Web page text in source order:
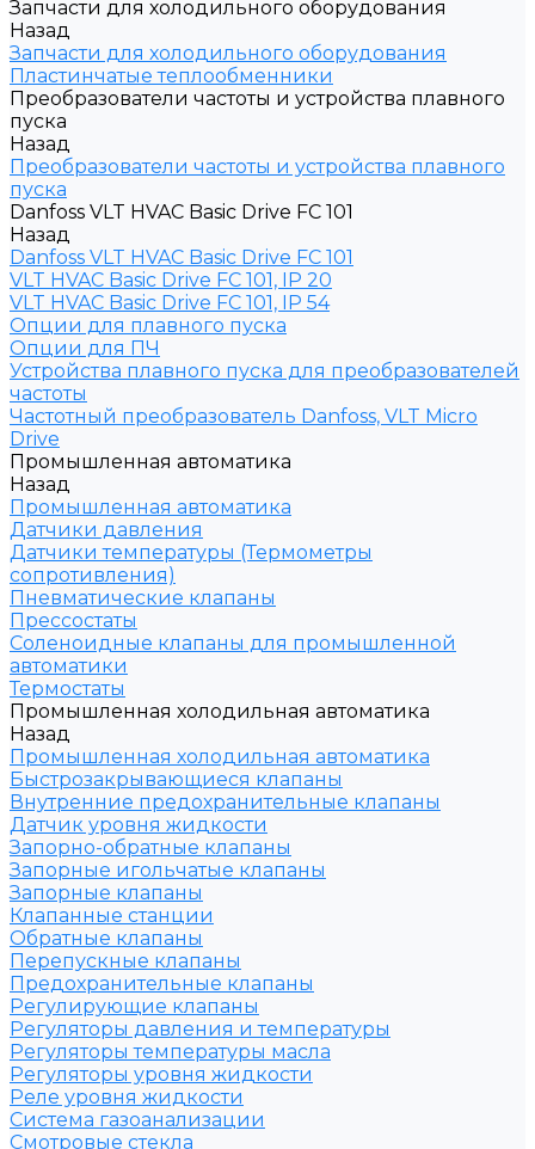
Запчасти для холодильного оборудования
Назад
Запчасти для холодильного оборудования
Пластинчатые теплообменники
Преобразователи частоты и устройства плавного
пуска
Назад
Преобразователи частоты и устройства плавного
пуска
Danfoss VLT HVAC Basic Drive FC 101
Назад
Danfoss VLT HVAC Basic Drive FC 101
VLT HVAC Basic Drive FC 101, IP 20
VLT HVAC Basic Drive FC 101, IP 54
Опции для плавного пуска
Опции для ПЧ
Устройства плавного пуска для преобразователей
частоты
Частотный преобразователь Danfoss, VLT Micro
Drive
Промышленная автоматика
Назад
Промышленная автоматика
Датчики давления
Датчики температуры (Термометры
сопротивления)
Пневматические клапаны
Прессостаты
Соленоидные клапаны для промышленной
автоматики
Термостаты
Промышленная холодильная автоматика
Назад
Промышленная холодильная автоматика
Быстрозакрывающиеся клапаны
Внутренние предохранительные клапаны
Датчик уровня жидкости
Запорно-обратные клапаны
Запорные игольчатые клапаны
Запорные клапаны
Клапанные станции
Обратные клапаны
Перепускные клапаны
Предохранительные клапаны
Регулирующие клапаны
Регуляторы давления и температуры
Регуляторы температуры масла
Регуляторы уровня жидкости
Реле уровня жидкости
Система газоанализации
Смотровые стекла